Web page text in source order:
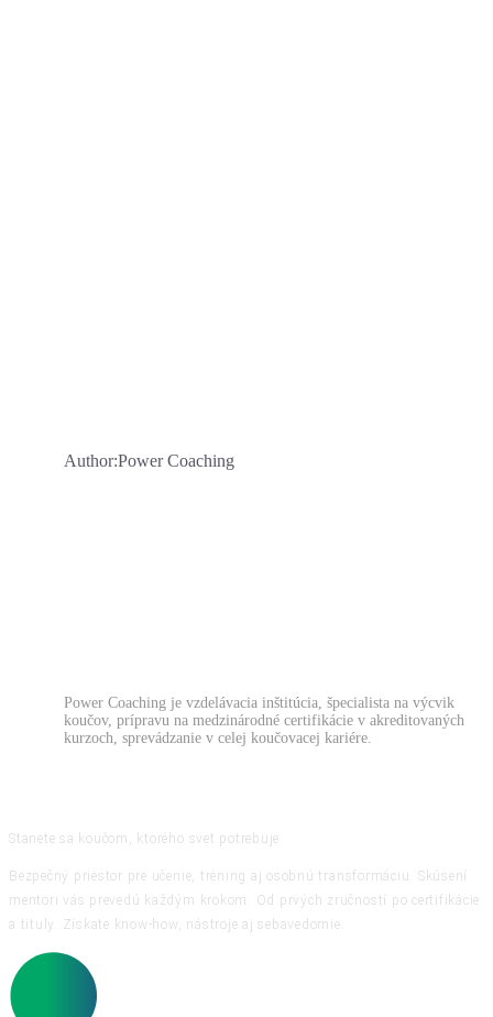
Author:Power Coaching
Power Coaching je vzdelávacia inštitúcia, špecialista na výcvik
koučov, prípravu na medzinárodné certifikácie v akreditovaných
kurzoch, sprevádzanie v celej koučovacej kariére.
Stanete sa koučom, ktorého svet potrebuje
Bezpečný priestor pre učenie, tréning aj osobnú transformáciu. Skúsení
mentori vás prevedú každým krokom. Od prvých zručností po certifikácie
a tituly. Získate know-how, nástroje aj sebavedomie.